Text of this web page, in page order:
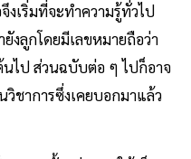
เริ่มที่จะทําความรู้ทั่วไป
งลูกโดยมีเลขหมายถือว่า
ไป ส่วนฉบับต่อ ๆ ไปก็อาจ
วิชาการซึ่งเคยบอกมาแล้ว